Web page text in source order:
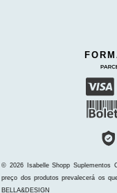
© 2026 Isabelle Shopp Suplementos
preço dos produtos prevalecerá os
BELLA&DESIGN